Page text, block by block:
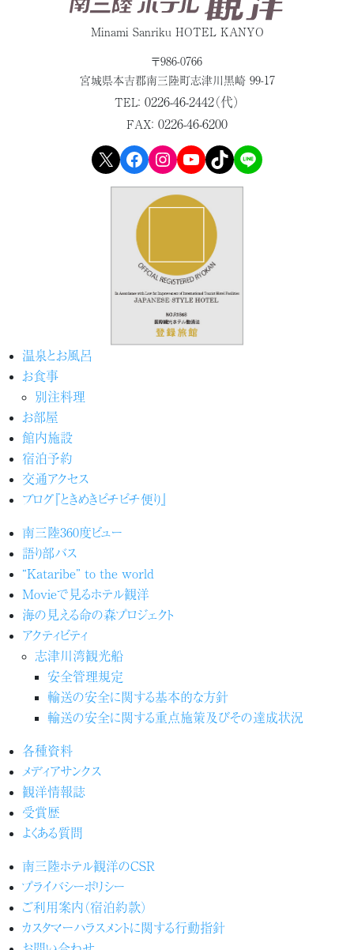
Minami Sanriku HOTEL KANYO
〒986-0766
宮城県本吉郡南三陸町志津川黒崎 99-17
TEL： 0226-46-2442（代）
FAX： 0226-46-6200
X Facebook Instagram YouTube TikTok LINE
温泉とお風呂
お食事
別注料理
お部屋
館内施設
宿泊予約
交通アクセス
ブログ『ときめきピチピチ便り』
南三陸360度ビュー
語り部バス
“Kataribe” to the world
Movieで見るホテル観洋
海の見える命の森プロジェクト
アクティビティ
志津川湾観光船
安全管理規定
輸送の安全に関する基本的な方針
輸送の安全に関する重点施策及びその達成状況
各種資料
メディアサンクス
観洋情報誌
受賞歴
よくある質問
南三陸ホテル観洋のCSR
プライバシーポリシー
ご利用案内（宿泊約款）
カスタマーハラスメントに関する行動指針